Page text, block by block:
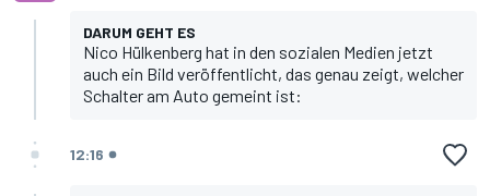
DARUM GEHT ES
Nico Hülkenberg hat in den sozialen Medien jetzt
auch ein Bild veröffentlicht, das genau zeigt, welcher
Schalter am Auto gemeint ist:
12:16